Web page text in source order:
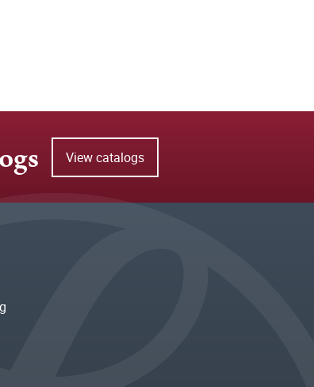
View catalogs